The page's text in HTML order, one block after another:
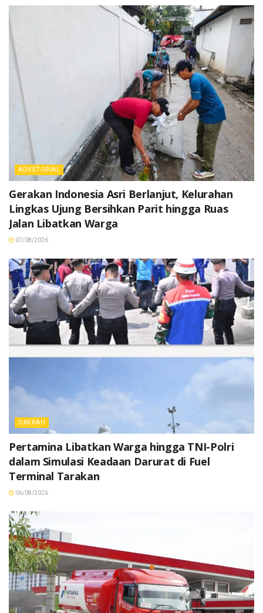
ADVETORIAL
Gerakan Indonesia Asri Berlanjut, Kelurahan
Lingkas Ujung Bersihkan Parit hingga Ruas
Jalan Libatkan Warga
07/08/2026
DAERAH
Pertamina Libatkan Warga hingga TNI-Polri
dalam Simulasi Keadaan Darurat di Fuel
Terminal Tarakan
06/08/2026